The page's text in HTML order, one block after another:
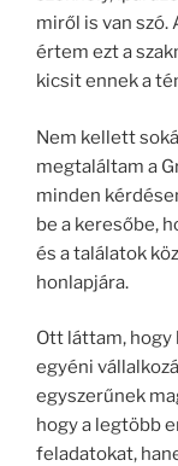
miről is van szó.
értem ezt a
kicsit ennek a
Nem kellett
megtaláltam a
minden
be a keresőbe,
és a találatok
honlapjára.
Ott láttam,
egyéni
egyszerűnek
hogy a legtöbb
feladatokat,